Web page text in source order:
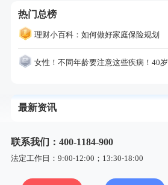
热门总榜
理财小百科：如何做好家庭保险规划
女性！不同年龄要注意这些疾病！40岁的这个疾病最需要注意！
最新资讯
联系我们：400-1184-900
法定工作日：9:00-12:00；13:30-18:00